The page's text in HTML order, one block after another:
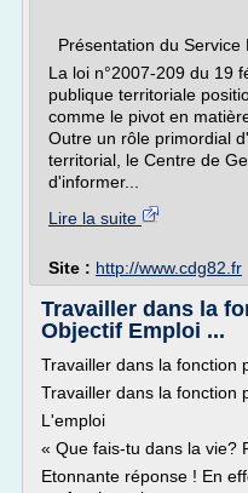
Présentation du Service
La loi n°2007-209 du 19
publique territoriale
comme le pivot en
Outre un rôle primordial
territorial, le Centre de
d'informer...
Lire la suite
Site : http://www.cdg82.fr
Travailler dans la
Objectif Emploi ...
Travailler dans la fonction
Travailler dans la fonction
L'emploi
« Que fais-tu dans la vie?
Etonnante réponse ! En